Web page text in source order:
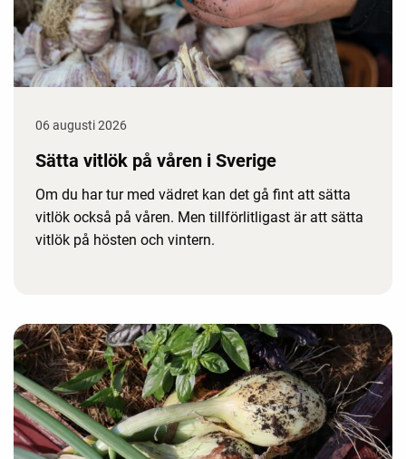
06 augusti 2026
Sätta vitlök på våren i Sverige
Om du har tur med vädret kan det gå fint att sätta
vitlök också på våren. Men tillförlitligast är att sätta
vitlök på hösten och vintern.